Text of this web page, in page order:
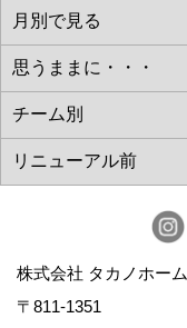
株式会社 タカノホーム
〒811-1351